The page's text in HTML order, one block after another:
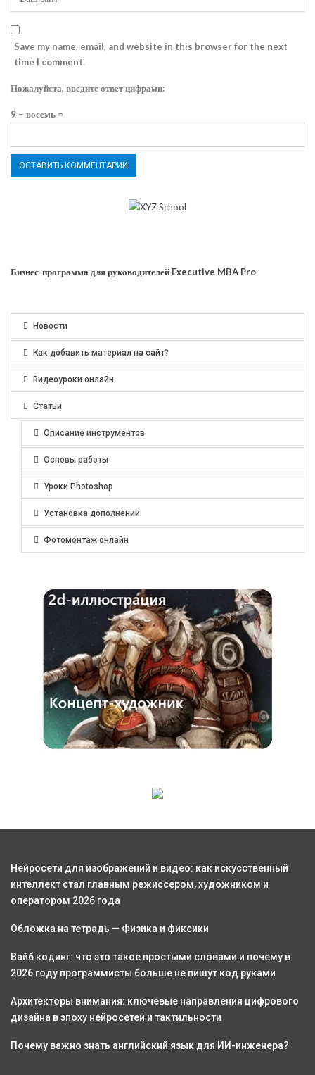
Save my name, email, and website in this browser for the next
time I comment.
Пожалуйста, введите ответ цифрами:
9 − восемь =
Бизнес-программа для руководителей Executive MBA Pro
Новости
Как добавить материал на сайт?
Видеоуроки онлайн
Статьи
Описание инструментов
Основы работы
Уроки Photoshop
Установка дополнений
Фотомонтаж онлайн
Нейросети для изображений и видео: как искусственный
интеллект стал главным режиссером, художником и
оператором 2026 года
Обложка на тетрадь — Физика и фиксики
Вайб кодинг: что это такое простыми словами и почему в
2026 году программисты больше не пишут код руками
Архитекторы внимания: ключевые направления цифрового
дизайна в эпоху нейросетей и тактильности
Почему важно знать английский язык для ИИ-инженера?